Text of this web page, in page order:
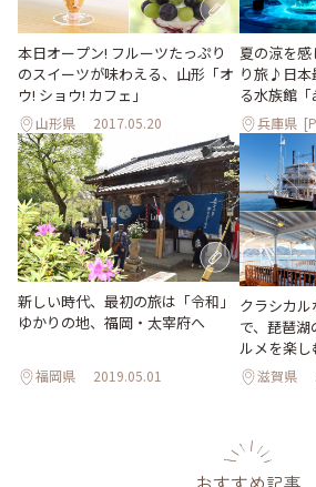
本日オープン! フルーツたっぷり
のスイーツが味わえる、山形「オ
ウ! ショウ! カフェ」
山形県 2017.05.20
夏の涼を
り旅♪日本
る水族館
兵庫県
新しい時代、最初の旅は「令和」
ゆかりの地、福岡・太宰府へ
福岡県 2019.05.01
クラシカル
で、琵琶
ルメを楽
滋賀県